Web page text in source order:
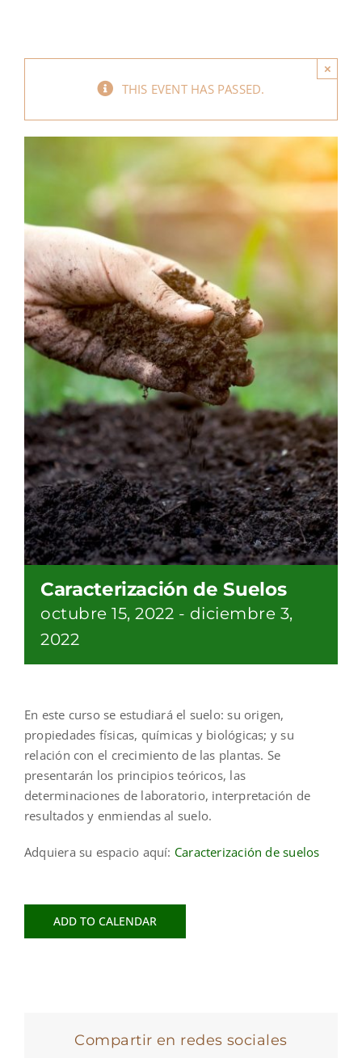
CARRITO
THIS EVENT HAS PASSED.
×
Caracterización de Suelos
octubre 15, 2022 - diciembre 3,
2022
En este curso se estudiará el suelo: su origen,
propiedades físicas, químicas y biológicas; y su
relación con el crecimiento de las plantas. Se
presentarán los principios teóricos, las
determinaciones de laboratorio, interpretación de
resultados y enmiendas al suelo.
Adquiera su espacio aquí: Caracterización de suelos
ADD TO CALENDAR
Compartir en redes sociales